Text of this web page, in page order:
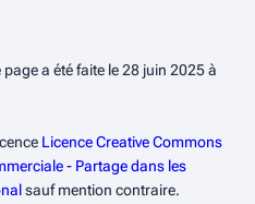
a été faite le 28 juin 2025 à
Licence Creative Commons
- Partage dans les
sauf mention contraire.